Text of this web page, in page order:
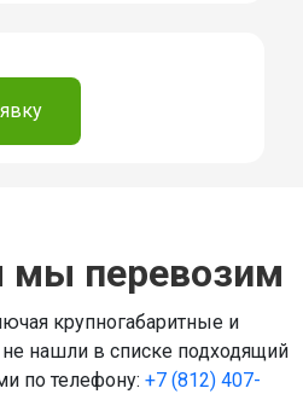
мы перевозим
крупногабаритные и
нашли в списке подходящий
по телефону: +7 (812) 407-